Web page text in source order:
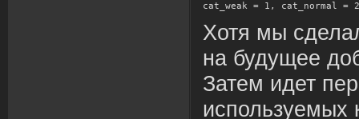
cat_weak = 1, cat_normal
Хотя мы
на будущее
Затем идет
используемых